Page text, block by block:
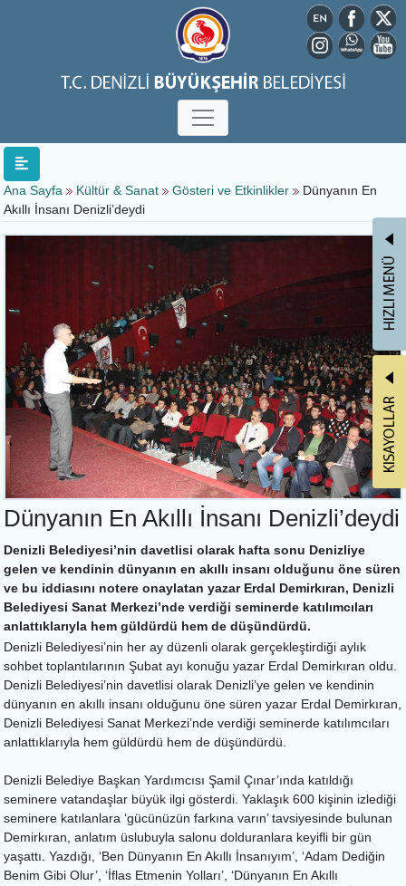
Ana Sayfa Kültür & Sanat Gösteri ve Etkinlikler
Dünyanın En
Akıllı İnsanı Denizli’deydi
Dünyanın En Akıllı İnsanı Denizli’deydi
Denizli Belediyesi’nin davetlisi olarak hafta sonu Denizliye
gelen ve kendinin dünyanın en akıllı insanı olduğunu öne süren
ve bu iddiasını notere onaylatan yazar Erdal Demirkıran, Denizli
Belediyesi Sanat Merkezi’nde verdiği seminerde katılımcıları
anlattıklarıyla hem güldürdü hem de düşündürdü.
Denizli Belediyesi’nin her ay düzenli olarak gerçekleştirdiği aylık
sohbet toplantılarının Şubat ayı konuğu yazar Erdal Demirkıran oldu.
Denizli Belediyesi’nin davetlisi olarak Denizli’ye gelen ve kendinin
dünyanın en akıllı insanı olduğunu öne süren yazar Erdal Demirkıran,
Denizli Belediyesi Sanat Merkezi’nde verdiği seminerde katılımcıları
anlattıklarıyla hem güldürdü hem de düşündürdü.
Denizli Belediye Başkan Yardımcısı Şamil Çınar’ında katıldığı
seminere vatandaşlar büyük ilgi gösterdi. Yaklaşık 600 kişinin izlediği
seminere katılanlara ‘gücünüzün farkına varın’ tavsiyesinde bulunan
Demirkıran, anlatım üslubuyla salonu dolduranlara keyifli bir gün
yaşattı. Yazdığı, ‘Ben Dünyanın En Akıllı İnsanıyım’, ‘Adam Dediğin
Benim Gibi Olur’, ‘İflas Etmenin Yolları’, ‘Dünyanın En Akıllı